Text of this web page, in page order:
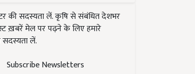
की सदस्यता लें. कृषि से संबंधित देशभर
ख़बरें मेल पर पढ़ने के लिए हमारे
लें.
Subscribe Newsletters